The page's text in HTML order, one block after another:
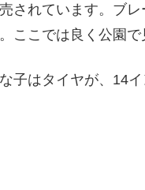
されています。ブ
ここでは良く公園で
子はタイヤが、14